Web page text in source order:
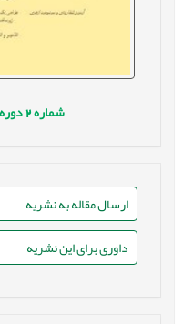
شماره2 دوره13
ارسال مقاله به نشریه
داوری برای این نشریه